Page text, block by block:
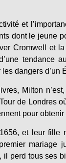
et
dont le jeune
Cromwell et
tendance
dangers d’un
Milton
de Londres
pour
et leur fille
mariage
perd tous ses